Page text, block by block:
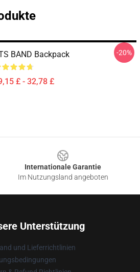
BAND Backpack
£ - 32,78 £
-20%
Internationale Garantie
Im Nutzungsland angeboten
Unterstützung
und Lieferrichtlinien